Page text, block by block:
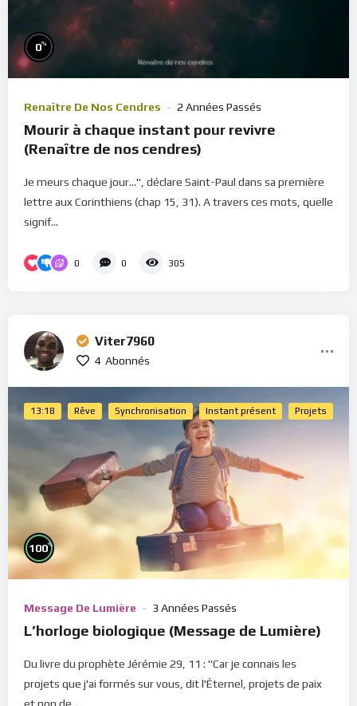
0%
Renaître De Nos Cendres 2 Années Passés
Mourir à chaque instant pour revivre
(Renaître de nos cendres)
Je meurs chaque jour...", déclare Saint-Paul dans sa première
lettre aux Corinthiens (chap 15, 31). A travers ces mots, quelle
signif...
0 0 305
Viter7960
4 Abonnés
13:18 Rêve Synchronisation Instant présent Projets
100%
Message De Lumière 3 Années Passés
L’horloge biologique (Message de Lumière)
Du livre du prophète Jérémie 29, 11 : "Car je connais les
projets que j'ai formés sur vous, dit l'Éternel, projets de paix